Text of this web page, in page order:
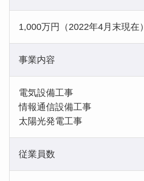
1,000万円（2022年4月末現在）
事業内容
電気設備工事
情報通信設備工事
太陽光発電工事
従業員数